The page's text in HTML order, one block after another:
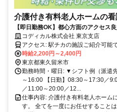
介護付き有料老人ホームの看
【即日勤務OK】都心方面のアクセス
週払い対応可能！勤務開始日やシフト
コディカル株式会社 東京支店
アクセス: 駅チカの施設ご紹介可能です！ 「車通勤」「自転車通勤」
もご相談ください。
時給2,200円～2,400円
東京都東久留米市
勤務時間・曜日: ▼シフト例（派遣
～16:00 【日勤】08:30～17:30／
／11:00～20:00／12...
仕事内容: 介護付き有料老人ホーム
す。 全てを一度にお任せすること